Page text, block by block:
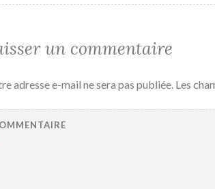
un commentaire
adresse e-mail ne sera pas publiée. Les